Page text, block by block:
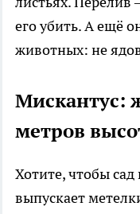
его убить. А ещё
животных: не
Мискантус:
метров
Хотите, чтобы
выпускает